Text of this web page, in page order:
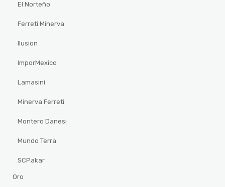
El Norteño
Ferreti Minerva
Ilusion
ImporMexico
Lamasini
Minerva Ferreti
Montero Danesi
Mundo Terra
SCPakar
Oro